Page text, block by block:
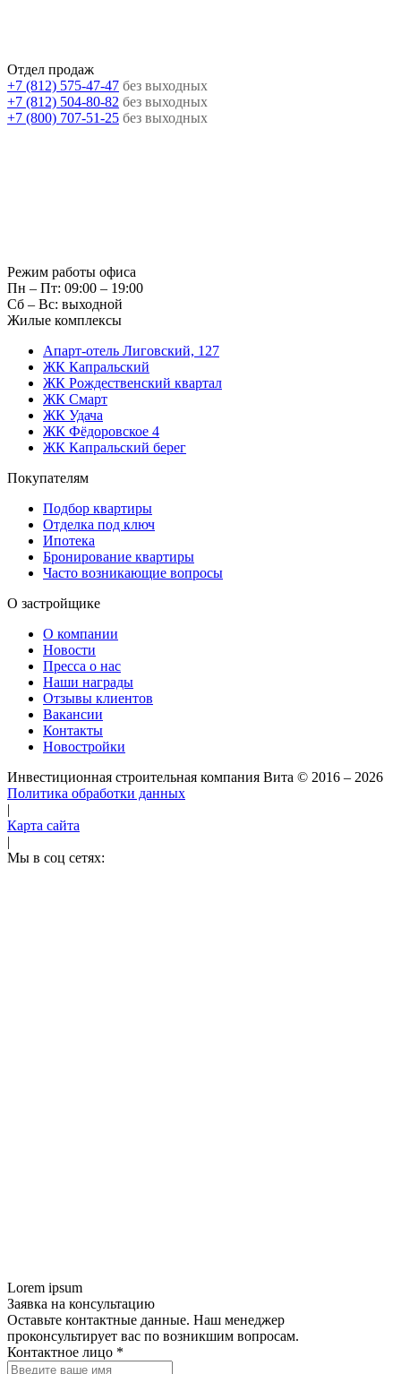
Отдел продаж
+7 (812) 575-47-47 без выходных
+7 (812) 504-80-82 без выходных
+7 (800) 707-51-25 без выходных
Режим работы офиса
Пн – Пт: 09:00 – 19:00
Сб – Вс: выходной
Жилые комплексы
Апарт-отель Лиговский, 127
ЖК Капральский
ЖК Рождественский квартал
ЖК Смарт
ЖК Удача
ЖК Фёдоровское 4
ЖК Капральский берег
Покупателям
Подбор квартиры
Отделка под ключ
Ипотека
Бронирование квартиры
Часто возникающие вопросы
О застройщике
О компании
Новости
Пресса о нас
Наши награды
Отзывы клиентов
Вакансии
Контакты
Новостройки
Инвестиционная строительная компания Вита © 2016 – 2026
Политика обработки данных
|
Карта сайта
|
Мы в соц сетях:
Lorem ipsum
Заявка на консультацию
Оставьте контактные данные. Наш менеджер
проконсультирует вас по возникшим вопросам.
Контактное лицо *